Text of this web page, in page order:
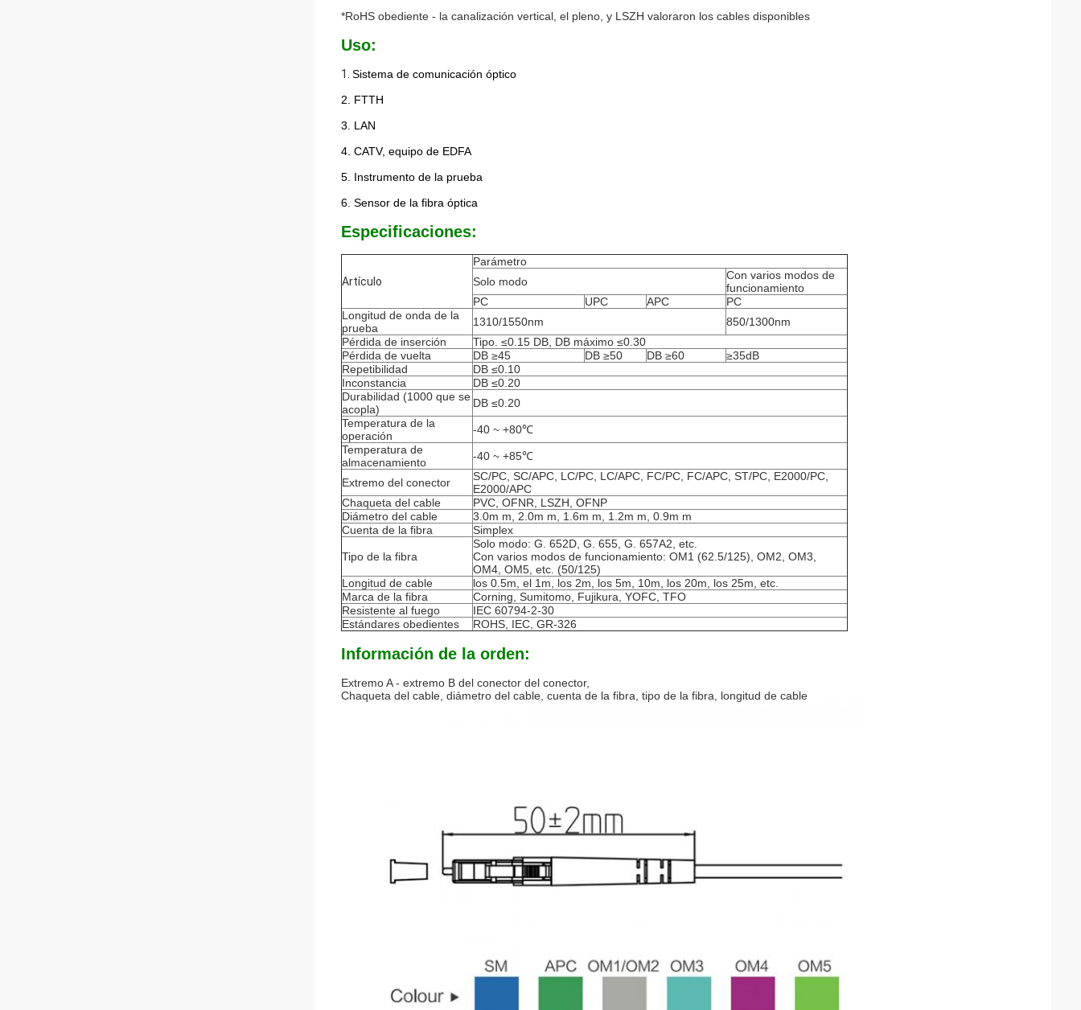
*RoHS obediente - la canalización vertical, el pleno, y LSZH valoraron los cables disponibles
Uso:
1. Sistema de comunicación óptico
2. FTTH
3. LAN
4. CATV, equipo de EDFA
5. Instrumento de la prueba
6. Sensor de la fibra óptica
Especificaciones:
Artículo
Parámetro
Solo modo
Con varios modos de
funcionamiento
PC
UPC APC
PC
Longitud de onda de la
prueba
1310/1550nm
850/1300nm
Pérdida de inserción
Tipo. ≤0.15 DB, DB máximo ≤0.30
Pérdida de vuelta
DB ≥45 DB ≥50 DB ≥60
≥35dB
Repetibilidad
DB ≤0.10
Inconstancia
DB ≤0.20
Durabilidad (1000 que se
acopla)
DB ≤0.20
Temperatura de la
operación
-40 ~ +80℃
Temperatura de
almacenamiento
-40 ~ +85℃
Extremo del conector
SC/PC, SC/APC, LC/PC, LC/APC, FC/PC, FC/APC, ST/PC, E2000/PC,
E2000/APC
Chaqueta del cable
PVC, OFNR, LSZH, OFNP
Diámetro del cable
3.0m m, 2.0m m, 1.6m m, 1.2m m, 0.9m m
Cuenta de la fibra
Simplex
Tipo de la fibra
Solo modo: G. 652D, G. 655, G. 657A2, etc.
Con varios modos de funcionamiento: OM1 (62.5/125), OM2, OM3,
OM4, OM5, etc. (50/125)
Longitud de cable
los 0.5m, el 1m, los 2m, los 5m, 10m, los 20m, los 25m, etc.
Marca de la fibra
Corning, Sumitomo, Fujikura, YOFC, TFO
Resistente al fuego
IEC 60794-2-30
Estándares obedientes
ROHS, IEC, GR-326
Información de la orden:
Extremo A - extremo B del conector del conector,
Chaqueta del cable, diámetro del cable, cuenta de la fibra, tipo de la fibra, longitud de cable